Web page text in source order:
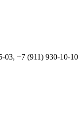
03, +7 (911) 930-10-10